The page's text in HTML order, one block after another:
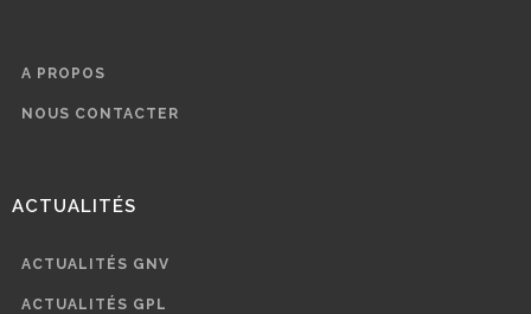
A PROPOS
NOUS CONTACTER
ACTUALITÉS
ACTUALITÉS GNV
ACTUALITÉS GPL